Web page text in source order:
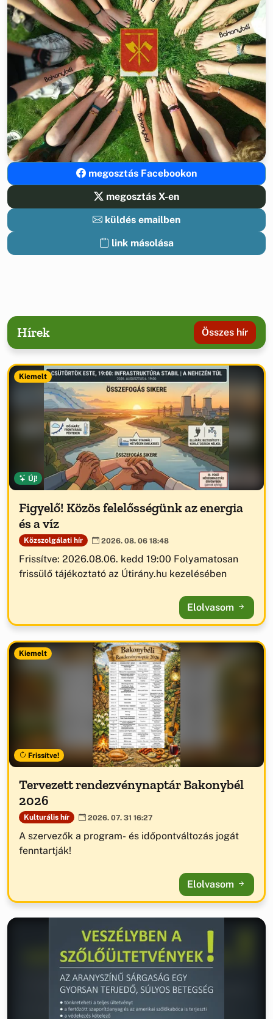
megosztás Facebookon
megosztás X-en
küldés emailben
link másolása
Hírek Összes hír
Kiemelt
Új!
Figyelő! Közös felelősségünk az energia
és a víz
Közszolgálati hír 2026. 08. 06 18:48
Frissítve: 2026.08.06. kedd 19:00 Folyamatosan
frissülő tájékoztató az Útirány.hu kezelésében
Elolvasom
Kiemelt
Frissítve!
Tervezett rendezvénynaptár Bakonybél
2026
Kulturális hír 2026. 07. 31 16:27
A szervezők a program- és időpontváltozás jogát
fenntartják!
Elolvasom